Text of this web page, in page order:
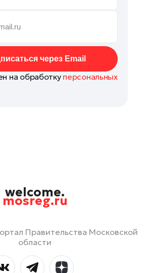
через Email
на обработку персональных
welcome.
mosreg.ru
Правительства Московской
области